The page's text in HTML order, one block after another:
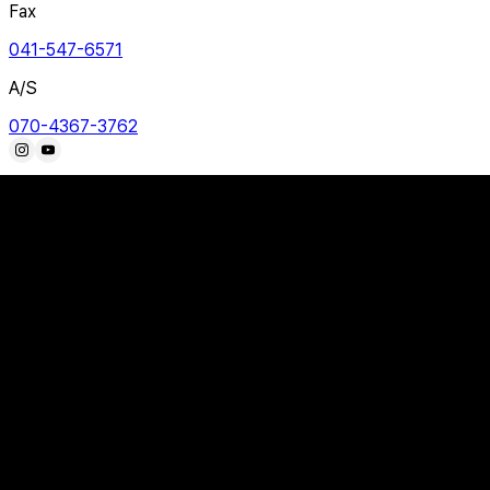
Fax
041-547-6571
A/S
070-4367-3762